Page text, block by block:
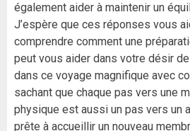
également aider à maintenir un
J’espère que ces réponses vous
comprendre comment une
peut vous aider dans votre désir
dans ce voyage magnifique avec
sachant que chaque pas vers une
physique est aussi un pas vers un
prête à accueillir un nouveau